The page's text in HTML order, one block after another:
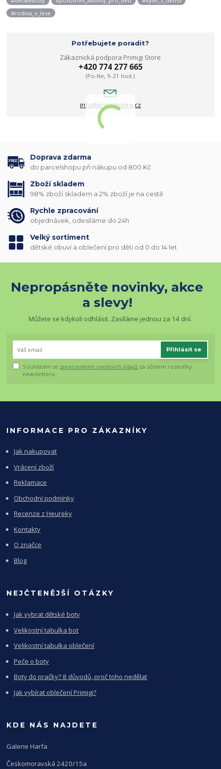
#rodina_v_lese
Potřebujete poradit?
Zákaznická podpora Primigi Store
+420 774 277 665
(Po-Ne, 9-21 hod.)
info@primigistore.cz
Doprava zdarma
do parcelshopu při nákupu od 800 Kč
Zboží skladem
98% zboží skladem a 2% zboží je na cestě
Rychle zpracování
objednávek, odesíláme do 24h
Velký sortiment
dětské obuvi a oblečení pro děti od 0 do 14 let
Nepropásněte novinky, akce
a slevy!
Můžete se kdykoli odhlásit. Zasíláme jednou za 14 dní.
Přihlásit se
Souhlasím se zpracováním osobních údajů za účelem rozesílky
newsletteru.
INFORMACE PRO ZÁKAZNÍKY
Jak nakupovat
Vrácení zboží
Reklamace
Obchodní podmínky
Recenze z Heureky
Kontakty
O značce
Blog
NEJČTENĚJŠÍ OTÁZKY
Jak vybrat dětské boty
Velikostní tabulka bot
Velikostní tabulka oblečení
Peče o boty
Boty do pračky? 8 důvodů, proč toho nedělat
Jak vybírat oblečení Primigi?
KDE NÁS NAJDETE
Galerie Harfa
Českomoravská 2420/15a